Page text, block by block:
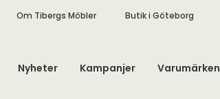
Om Tibergs Möbler Butik i Göteborg
Nyheter Kampanjer Varumärken